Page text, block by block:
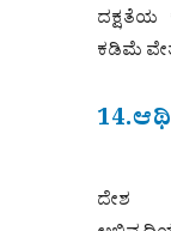
ದಕ್ಷತೆಯ
ಕಡಿಮೆ